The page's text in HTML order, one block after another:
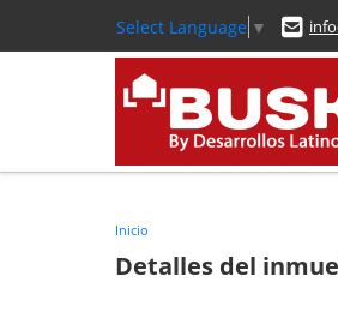
Select Language ▼
Inicio
Detalles del